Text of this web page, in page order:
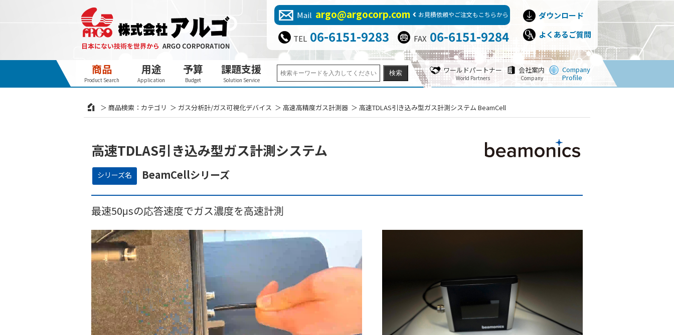
Mail argo@argocorp.com お見積依頼やご注文もこちらから
TEL 06-6151-9283 FAX 06-6151-9284
ダウンロード
よくあるご質問
商品
Product Search
用途
Application
予算
Budget
課題支援
Solution Service
ワールドパートナー
World Partners
会社案内
Company
Company
Profile
商品検索：カテゴリ ガス分析計/ガス可視化デバイス 高速高精度ガス計測器 高速TDLAS引き込み型ガス計測システム BeamCell
高速TDLAS引き込み型ガス計測システム
シリーズ名 BeamCellシリーズ
最速50μsの応答速度でガス濃度を高速計測